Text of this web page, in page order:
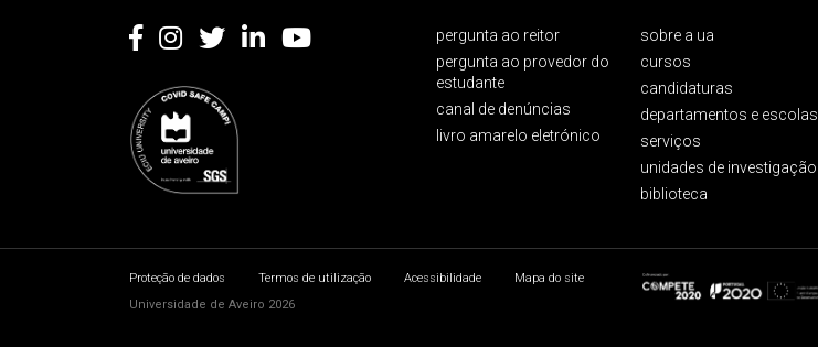
pergunta ao reitor
pergunta ao provedor do
estudante
canal de denúncias
livro amarelo eletrónico
sobre a ua
cursos
candidaturas
departamentos e escolas
serviços
unidades de investigação
biblioteca
Proteção de dados Termos de utilização Acessibilidade
Mapa do site
Universidade de Aveiro 2026